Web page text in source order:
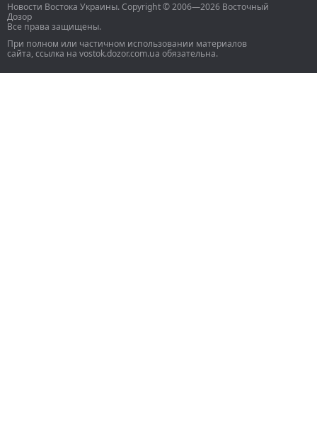
Новости Востока Украины. Copyright © 2006—2026 Восточный
Дозор
Все права защищены.
При полном или частичном использовании материалов
сайта, ссылка на vostok.dozor.com.ua обязательна.